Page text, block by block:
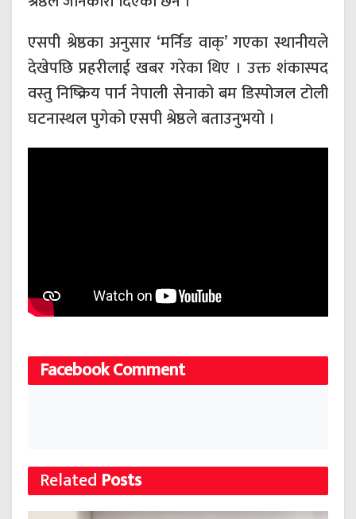
एसपी श्रेष्ठका अनुसार ‘मर्निङ वाक्’ गएका स्थानीयले
देखेपछि प्रहरीलाई खबर गरेका थिए । उक्त शंकास्पद
वस्तु निष्क्रिय पार्न नेपाली सेनाको बम डिस्पोजल टोली
घटनास्थल पुगेको एसपी श्रेष्ठले बताउनुभयो ।
Facebook Comment
Related Posts